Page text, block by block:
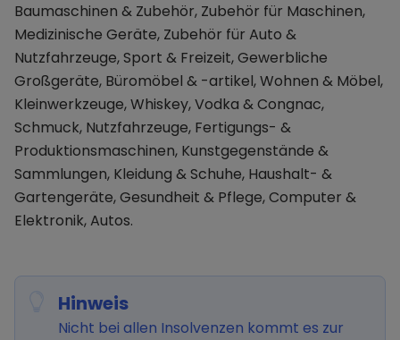
Baumaschinen & Zubehör, Zubehör für Maschinen,
Medizinische Geräte, Zubehör für Auto &
Nutzfahrzeuge, Sport & Freizeit, Gewerbliche
Großgeräte, Büromöbel & -artikel, Wohnen & Möbel,
Kleinwerkzeuge, Whiskey, Vodka & Congnac,
Schmuck, Nutzfahrzeuge, Fertigungs- &
Produktionsmaschinen, Kunstgegenstände &
Sammlungen, Kleidung & Schuhe, Haushalt- &
Gartengeräte, Gesundheit & Pflege, Computer &
Elektronik, Autos.
Hinweis
Nicht bei allen Insolvenzen kommt es zur